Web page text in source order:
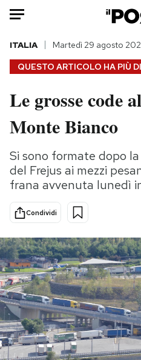
HOME
Italia
Politica
Tecnologia
Internet
Scienza
Cultura
Economia
Sport
PODCAST
NEWSLETTER
QUESTO ARTICOLO HA PIÙ DI
ITALIA Martedì 29 agosto
Le grosse code
Monte Bianco
Si sono formate dopo
del Frejus ai mezzi
frana avvenuta lunedì
Condividi